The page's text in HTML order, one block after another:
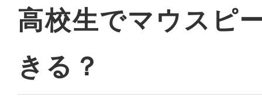
高校生でマウスピ
きる？